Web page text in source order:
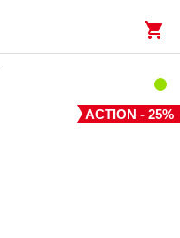
shopping_cart
ACTION - 25%